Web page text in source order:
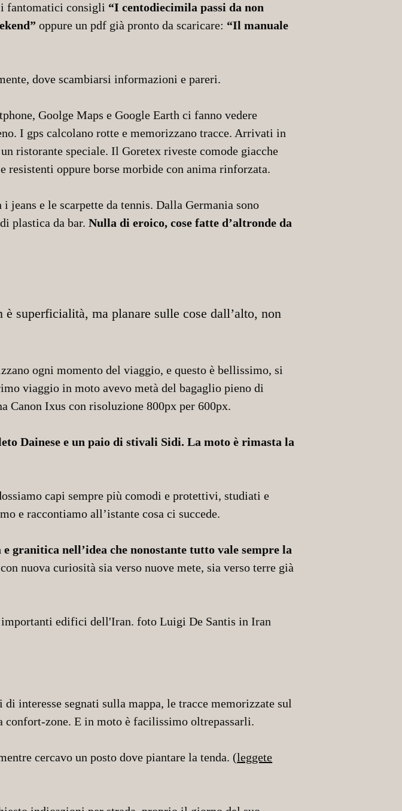
fantomatici consigli “I centodiecimila passi da non
oppure un pdf già pronto da scaricare: “Il manuale
dove scambiarsi informazioni e pareri.
Goolge Maps e Google Earth ci fanno vedere
I gps calcolano rotte e memorizzano tracce. Arrivati in
ristorante speciale. Il Goretex riveste comode giacche
oppure borse morbide con anima rinforzata.
e le scarpette da tennis. Dalla Germania sono
plastica da bar.Nulla di eroico, cose fatte d’altronde da
superficialità, ma planare sulle cose dall’alto, non
ogni momento del viaggio, e questo è bellissimo, si
viaggio in moto avevo metà del bagaglio pieno di
Ixus con risoluzione 800px per 600px.
Dainese e un paio di stivali Sidi. La moto è rimasta la
capi sempre più comodi e protettivi, studiati e
e raccontiamo all’istante cosa ci succede.
granitica nell’idea che nonostante tutto vale sempre la
nuova curiosità sia verso nuove mete, sia verso terre già
interesse segnati sulla mappa, le tracce memorizzate sul
zone. E in moto è facilissimo oltrepassarli.
cercavo un posto dove piantare la tenda. (leggete